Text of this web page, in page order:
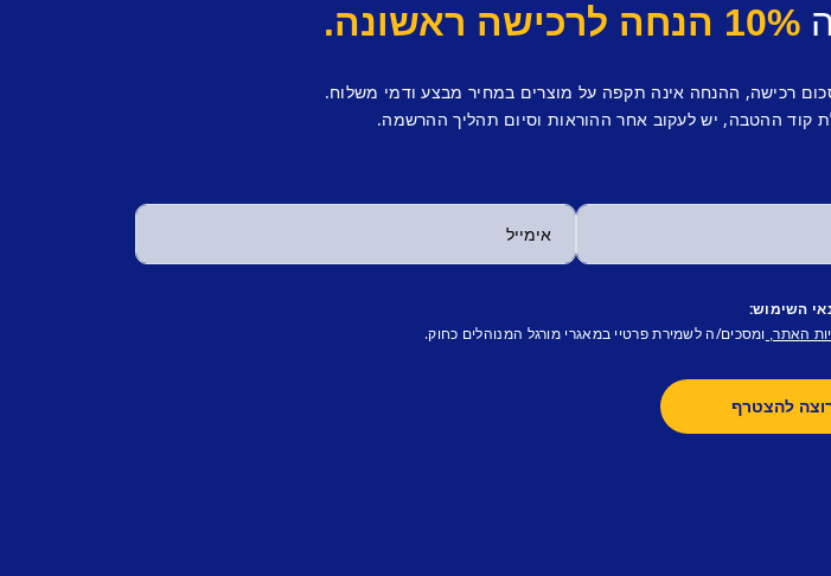
10% הנחה לרכישה ראשונה.
רכישה, ההנחה אינה תקפה על מוצרים במחיר מבצע ודמי משלוח.
ההטבה, יש לעקוב אחר ההוראות וסיום תהליך ההרשמה.
השימוש:
האתר, ומסכים/ה לשמירת פרטיי במאגרי מורגל המנוהלים כחוק.